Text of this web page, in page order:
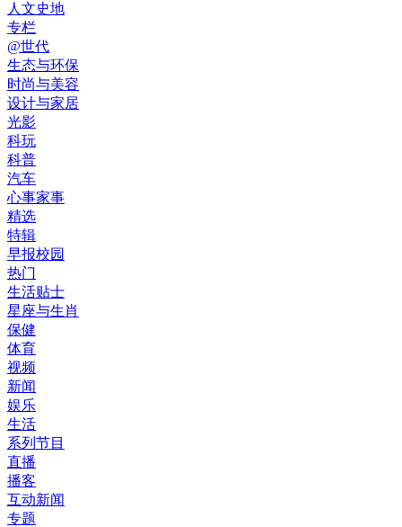
人文史地
专栏
@世代
生态与环保
时尚与美容
设计与家居
光影
科玩
科普
汽车
心事家事
精选
特辑
早报校园
热门
生活贴士
星座与生肖
保健
体育
视频
新闻
娱乐
生活
系列节目
直播
播客
互动新闻
专题